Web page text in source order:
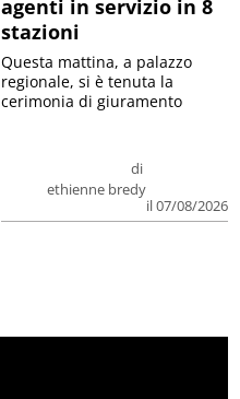
agenti in servizio in 8
stazioni
di
ethienne bredy
il 07/08/2026
Questa mattina, a palazzo
regionale, si è tenuta la
cerimonia di giuramento